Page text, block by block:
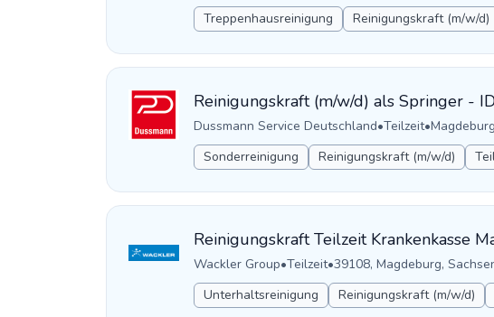
Treppenhausreinigung
Reinigungskraft (m/w/d)
Reinigungskraft (m/w/d) als Springer -
Dussmann Service Deutschland•Teilzeit•
Sonderreinigung
Reinigungskraft (m/w/d)
Reinigungskraft Teilzeit Krankenkasse
Wackler Group•Teilzeit•39108, Magdeburg,
Unterhaltsreinigung
Reinigungskraft (m/w/d)